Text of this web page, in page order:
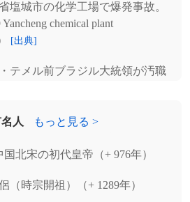
塩城市の化学工場で爆発事故。
Yancheng chemical plant
[出典]
テメル前ブラジル大統領が汚職
トル・マリナーズのイチロー
併し、コープみらいが発足。
人 もっと見る >
北宋の初代皇帝（+ 976年）
（時宗開祖）（+ 1289年）